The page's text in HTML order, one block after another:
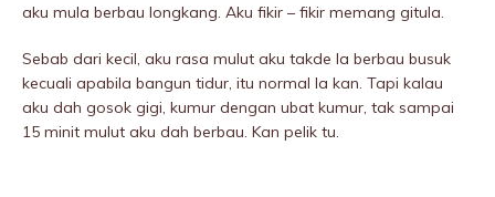
aku mula berbau longkang. Aku fikir – fikir memang gitula.
Sebab dari kecil, aku rasa mulut aku takde la berbau busuk
kecuali apabila bangun tidur, itu normal la kan. Tapi kalau
aku dah gosok gigi, kumur dengan ubat kumur, tak sampai
15 minit mulut aku dah berbau. Kan pelik tu.